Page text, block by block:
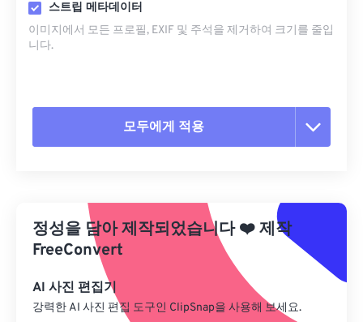
스트립 메타데이터
이미지에서 모든 프로필, EXIF ​​및 주석을 제거하여 크기를 줄입
니다.
모두에게 적용
사전 설정에서 적용
사전 설정으로 저장
정성을 담아 제작되었습니다❤️제작
FreeConvert
AI 사진 편집기
강력한 AI 사진 편집 도구인 ClipSnap을 사용해 보세요.